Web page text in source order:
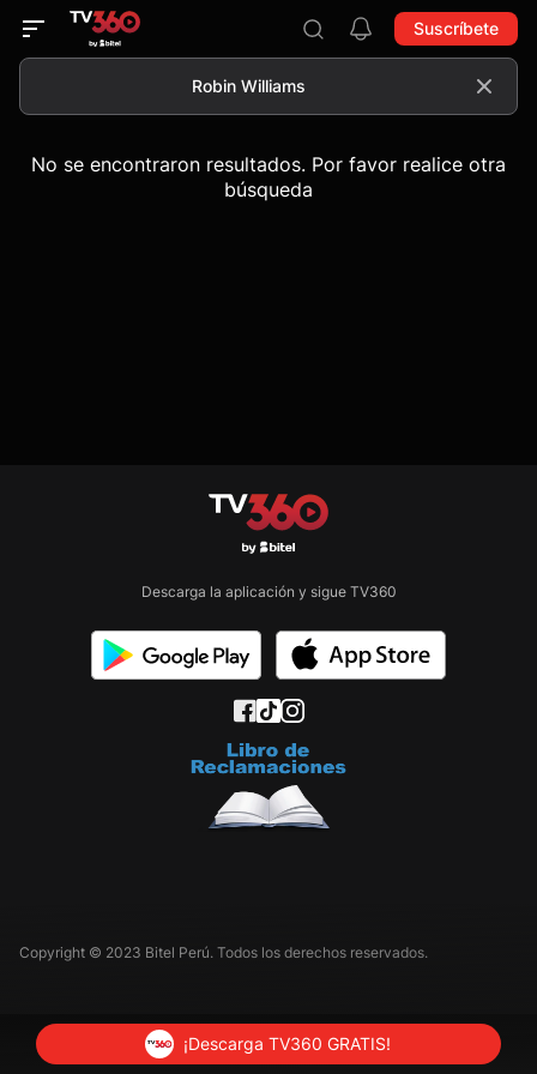
Suscríbete
No se encontraron resultados. Por favor realice otra
búsqueda
Descarga la aplicación y sigue TV360
Copyright © 2023 Bitel Perú. Todos los derechos reservados.
¡Descarga TV360 GRATIS!